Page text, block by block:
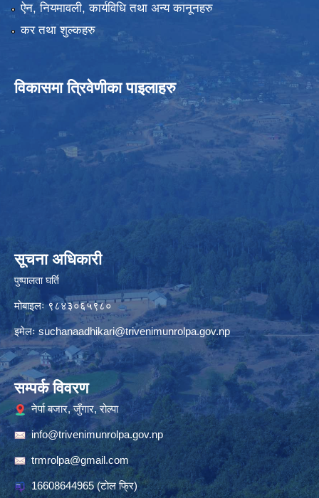
ऐन, नियमावली, कार्यविधि तथा अन्य कानूनहरु
कर तथा शुल्कहरु
विकासमा त्रिवेणीका पाइलाहरु
सूचना अधिकारी
पुष्पालता घर्ति
मोबाइलः ९८४३०६५९८०
इमेलःsuchanaadhikari@trivenimunrolpa.gov.np
सम्पर्क विवरण
नेर्पा बजार, जुँगार, रोल्पा
info@trivenimunrolpa.gov.np
trmrolpa@gmail.com
16608644965(टाेल फ्रि)